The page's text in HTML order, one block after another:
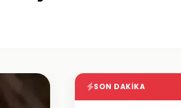
SON DAKIKA